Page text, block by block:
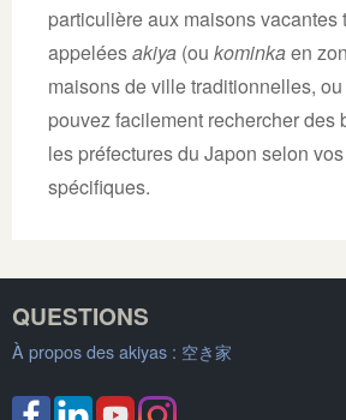
particulière aux maisons vacantes
appeléesakiya (ou kominkaen
maisons de ville traditionnelles, ou
pouvez facilement rechercher des
les préfectures du Japon selon
spécifiques.
QUESTIONS
À propos des akiyas : 空き家